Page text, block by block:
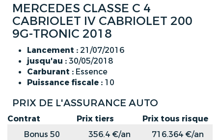
MERCEDES CLASSE C 4
CABRIOLET IV CABRIOLET 200
9G-TRONIC 2018
Lancement : 21/07/2016
jusqu'au :30/05/2018
Carburant : Essence
Puissance fiscale : 10
PRIX DE L'ASSURANCE AUTO
Contrat Prix tiers
Prix tous risque
Bonus 50
356.4 €/an
716.364 €/an